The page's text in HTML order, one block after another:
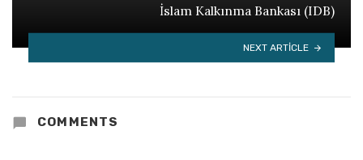
İslam Kalkınma Bankası (IDB)
NEXT ARTICLE
COMMENTS